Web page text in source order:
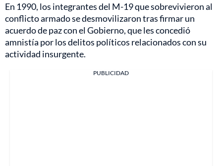
En 1990, los integrantes del M-19 que sobrevivieron al
conflicto armado se desmovilizaron tras firmar un
acuerdo de paz con el Gobierno, que les concedió
amnistía por los delitos políticos relacionados con su
actividad insurgente.
PUBLICIDAD